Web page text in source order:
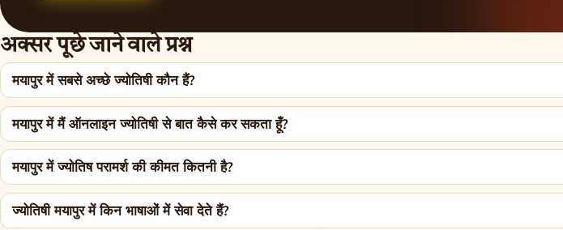
अक्सर पूछे जाने वाले प्रश्न
मयापुर में सबसे अच्छे ज्योतिषी कौन हैं?
मयापुर में मैं ऑनलाइन ज्योतिषी से बात कैसे कर सकता हूँ?
मयापुर में ज्योतिष परामर्श की कीमत कितनी है?
ज्योतिषी मयापुर में किन भाषाओं में सेवा देते हैं?